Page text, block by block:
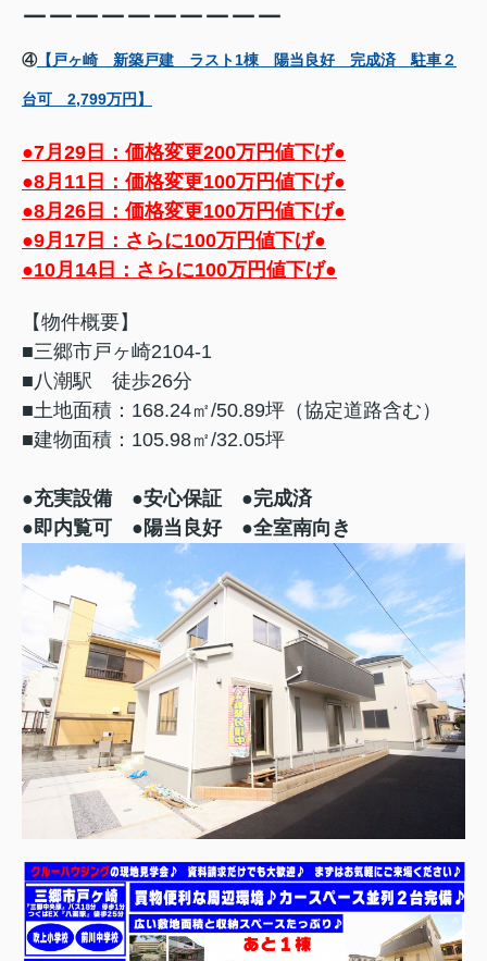
ーーーーーーーーーー
④【戸ヶ崎 新築戸建 ラスト1棟 陽当良好 完成済 駐車２
台可 2,799万円】
●7月29日：価格変更200万円値下げ●
●8月11日：価格変更100万円値下げ●
●8月26日：価格変更100万円値下げ●
●9月17日：さらに100万円値下げ●
●10月14日：さらに100万円値下げ●
【物件概要】
■三郷市戸ヶ崎2104-1
■八潮駅 徒歩26分
■土地面積：168.24㎡/50.89坪（協定道路含む）
■建物面積：105.98㎡/32.05坪
●充実設備 ●安心保証 ●完成済
●即内覧可 ●陽当良好 ●全室南向き